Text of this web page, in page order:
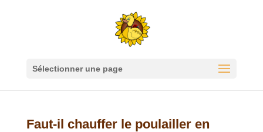
Sélectionner une page
Faut-il chauffer le poulailler en